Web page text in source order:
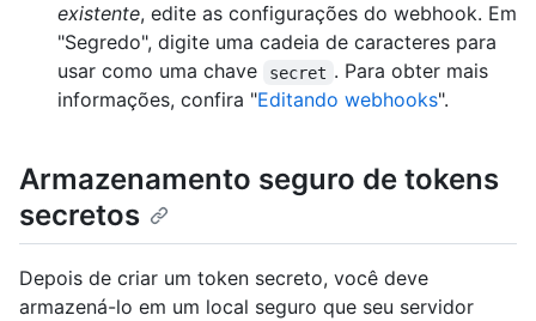
existente, edite as configurações do webhook. Em
"Segredo", digite uma cadeia de caracteres para
usar como uma chave
secret . Para obter mais
informações, confira "Editando webhooks".
Armazenamento seguro de tokens
secretos
Depois de criar um token secreto, você deve
armazená-lo em um local seguro que seu servidor